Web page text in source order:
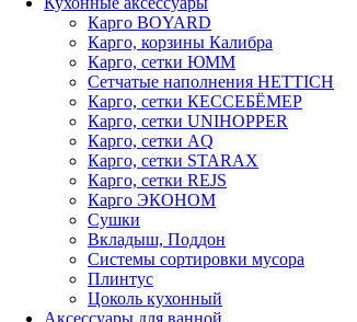
Карго BOYARD
Карго, корзины Калибра
Карго, сетки ЮММ
Сетчатые наполнения HETTICH
Карго, сетки КЕССЕБЁМЕР
Карго, сетки UNIHOPPER
Карго, сетки AQ
Карго, сетки STARAX
Карго, сетки REJS
Карго ЭКОНОМ
Сушки
Вкладыш, Поддон
Системы сортировки мусора
Плинтус
Цоколь кухонный
Аксессуары для ванной